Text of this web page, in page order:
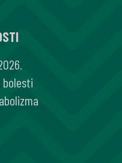
bolesti